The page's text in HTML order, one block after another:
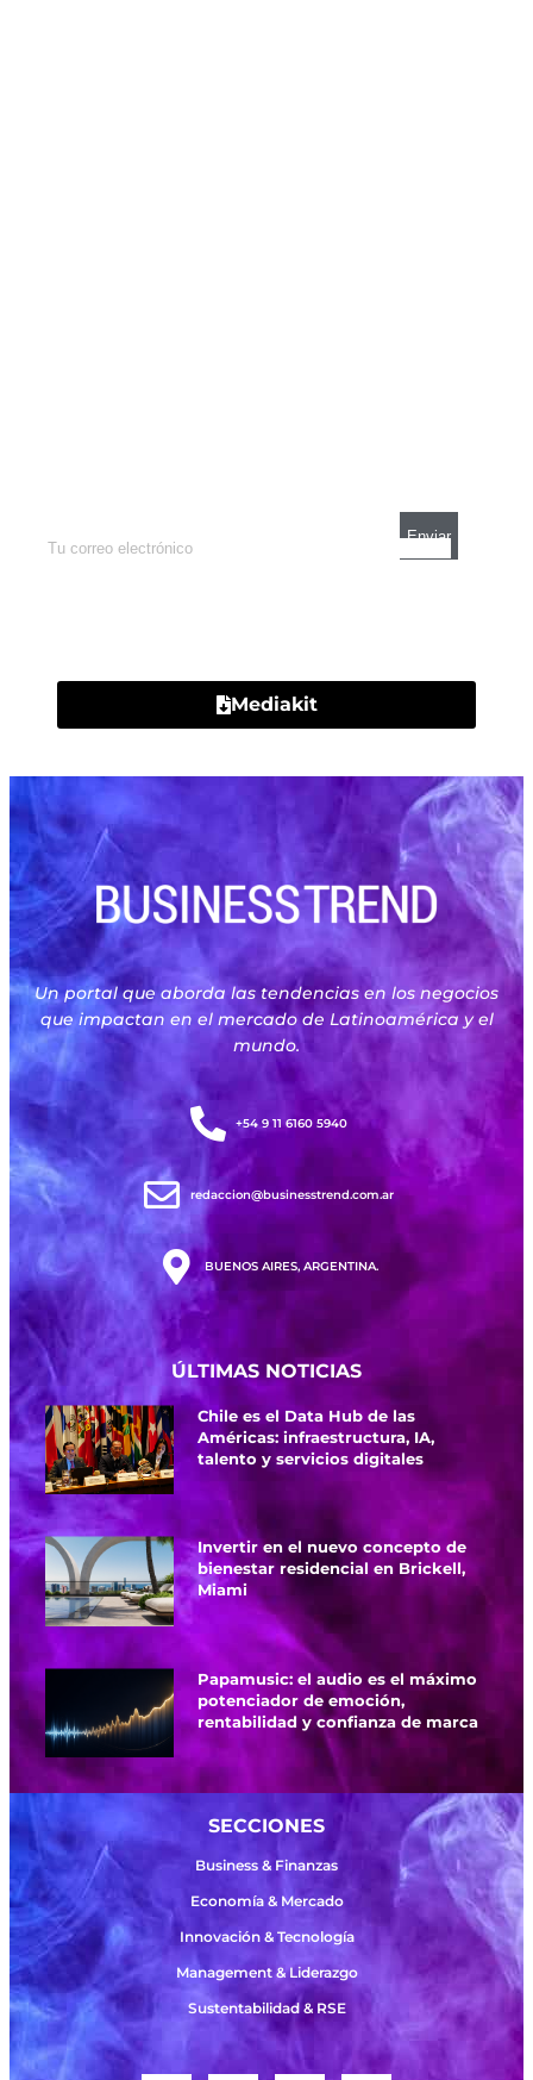
Mediakit
Un portal que aborda las tendencias en los negocios
que impactan en el mercado de Latinoamérica y el
mundo.
+54 9 11 6160 5940
redaccion@businesstrend.com.ar
BUENOS AIRES, ARGENTINA.
ÚLTIMAS NOTICIAS
Chile es el Data Hub de las
Américas: infraestructura, IA,
talento y servicios digitales
Invertir en el nuevo concepto de
bienestar residencial en Brickell,
Miami
Papamusic: el audio es el máximo
potenciador de emoción,
rentabilidad y confianza de marca
SECCIONES
Business & Finanzas
Economía & Mercado
Innovación & Tecnología
Management & Liderazgo
Sustentabilidad & RSE